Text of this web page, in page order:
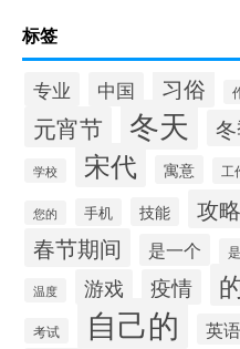
标签
专业 中国 习俗
元宵节 冬天
学校 宋代 寓意 工
您的 手机 技能 攻略
春节期间 是一个
温度 游戏 疫情
考试 自己的 英语